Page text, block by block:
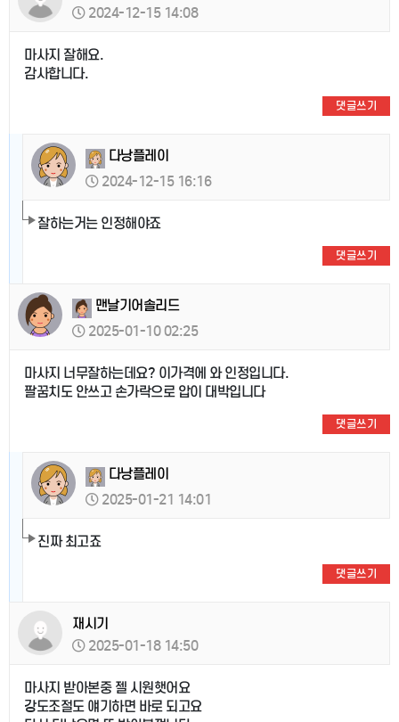
2024-12-15 14:08
마사지 잘해요.
감사합니다.
댓글쓰기
다낭플레이
2024-12-15 16:16
잘하는거는 인정해야죠
댓글쓰기
맨날기어솔리드
2025-01-10 02:25
마사지 너무잘하는데요? 이가격에 와 인정입니다.
팔꿈치도 안쓰고 손가락으로 압이 대박입니다
댓글쓰기
다낭플레이
2025-01-21 14:01
진짜 최고죠
댓글쓰기
재시기
2025-01-18 14:50
마사지 받아본중 젤 시원햇어요
강도조절도 얘기하면 바로 되고요